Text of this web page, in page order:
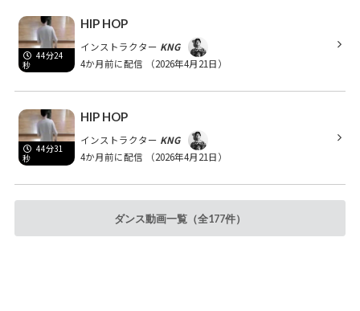
44分24
秒
HIP HOP
インストラクター KNG
4か月前に配信
（2026年4月21日）
44分31
秒
HIP HOP
インストラクター KNG
4か月前に配信
（2026年4月21日）
ダンス動画一覧（全177件）